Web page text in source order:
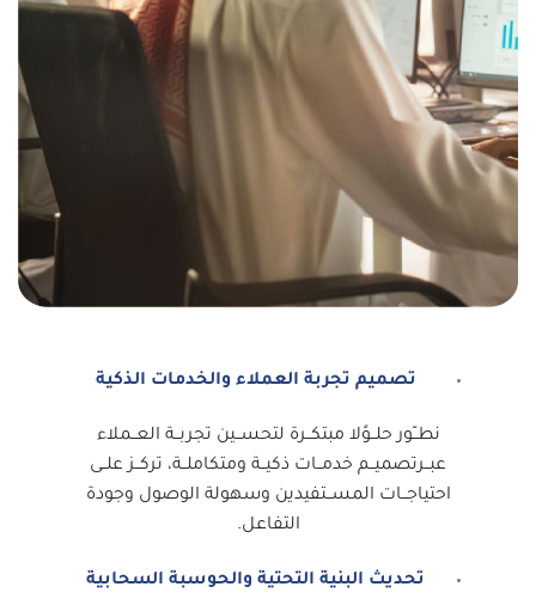
تصميم تجربة العملاء والخدمات الذكية
نطــّور حلــوًلا مبتكــرة لتحســين تجربــة العــملاء
عبــرتصميــم خدمــات ذكيــة ومتكاملــة، تركــز علــى
احتياجــات المســتفيدين وسهولة الوصول وجودة
التفاعل.
تحديث البنية التحتية والحوسبة السحابية